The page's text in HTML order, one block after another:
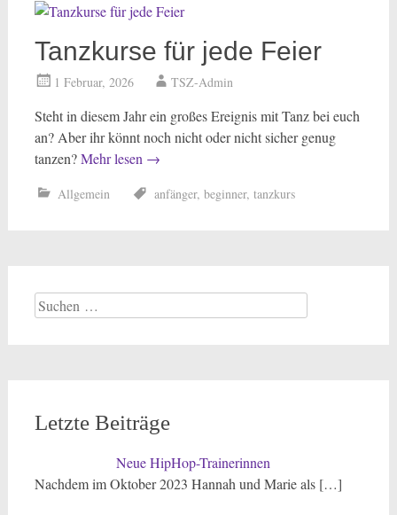
Tanzkurse für jede Feier
1 Februar, 2026 TSZ-Admin
Steht in diesem Jahr ein großes Ereignis mit Tanz bei euch
an? Aber ihr könnt noch nicht oder nicht sicher genug
tanzen?Mehr lesen →
Allgemein anfänger, beginner, tanzkurs
Suchen
nach:
Letzte Beiträge
Neue HipHop-Trainerinnen
Nachdem im Oktober 2023 Hannah und Marie als […]